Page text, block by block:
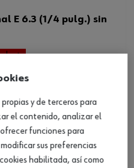
E 6.3 (1/4 pulg.) sin
y de terceros para
el contenido, analizar el
funciones para
sus preferencias
habilitada, así como